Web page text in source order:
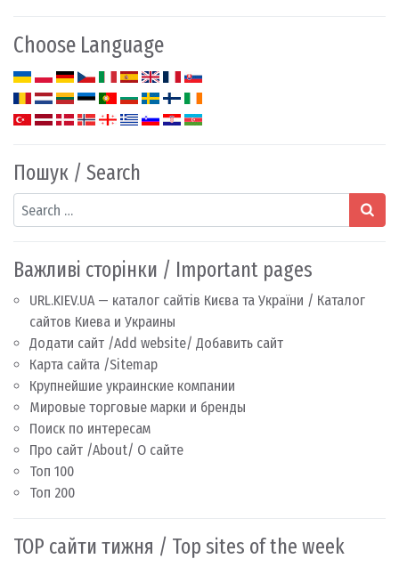
Choose Language
Пошук / Search
Search
Важливі сторінки / Important pages
URL.KIEV.UA — каталог сайтів Києва та України / Каталог
сайтов Киева и Украины
Додати сайт /Add website/ Добавить сайт
Карта сайта /Sitemap
Крупнейшие украинские компании
Мировые торговые марки и бренды
Поиск по интересам
Про сайт /About/ О сайте
Топ 100
Топ 200
TOP сайти тижня / Top sites of the week